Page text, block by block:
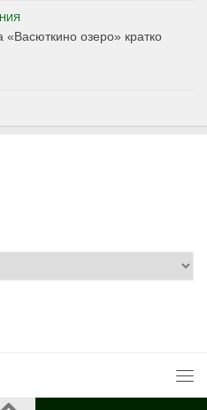
«Васюткино озеро» кратко